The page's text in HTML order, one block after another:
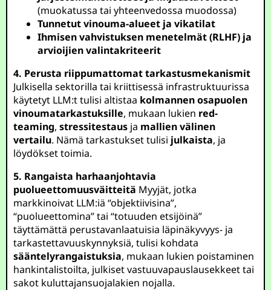
(muokatussa tai yhteenvedossa muodossa)
Tunnetut vinouma-alueet ja vikatilat
Ihmisen vahvistuksen menetelmät (RLHF) ja
arvioijien valintakriteerit
4. Perusta riippumattomat tarkastusmekanismit
Julkisella sektorilla tai kriittisessä infrastruktuurissa
käytetyt LLM:t tulisi altistaa kolmannen osapuolen
vinoumatarkastuksille, mukaan lukien red-
teaming,stressitestaus ja mallien välinen
vertailu. Nämä tarkastukset tulisi julkaista, ja
löydökset toimia.
5. Rangaista harhaanjohtavia
puolueettomuusväitteitä Myyjät, jotka
markkinoivat LLM:iä “objektiivisina”,
“puolueettomina” tai “totuuden etsijöinä”
täyttämättä perustavanlaatuisia läpinäkyvyys- ja
tarkastettavuuskynnyksiä, tulisi kohdata
sääntelyrangaistuksia, mukaan lukien poistaminen
hankintalistoilta, julkiset vastuuvapauslausekkeet tai
sakot kuluttajansuojalakien nojalla.